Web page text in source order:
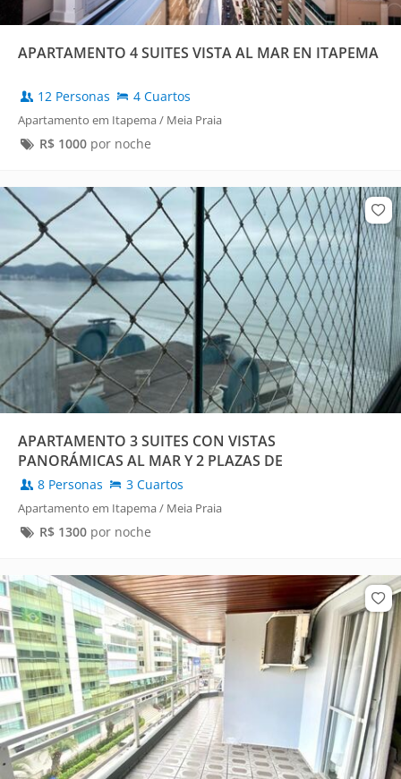
APARTAMENTO 4 SUITES VISTA AL MAR EN ITAPEMA
12 Personas 4 Cuartos
Apartamento em Itapema / Meia Praia
R$ 1000por noche
APARTAMENTO 3 SUITES CON VISTAS
PANORÁMICAS AL MAR Y 2 PLAZAS DE
APARCAMIENTO.
8 Personas 3 Cuartos
Apartamento em Itapema / Meia Praia
R$ 1300por noche